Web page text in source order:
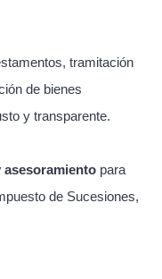
tramitación
de bienes
y transparente.
para
de Sucesiones,